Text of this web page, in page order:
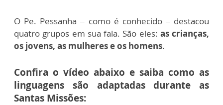
O Pe. Pessanha – como é conhecido – destacou
quatro grupos em sua fala. São eles: as crianças,
os jovens, as mulheres e os homens.
Confira o vídeo abaixo e saiba como as
linguagens são adaptadas durante as
Santas Missões: